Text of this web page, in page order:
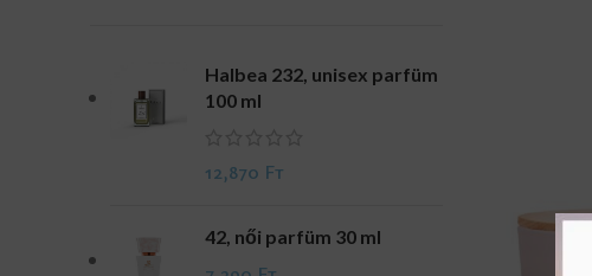
Halbea 232, unisex parfüm
100 ml
12,870 Ft
42, női parfüm 30 ml